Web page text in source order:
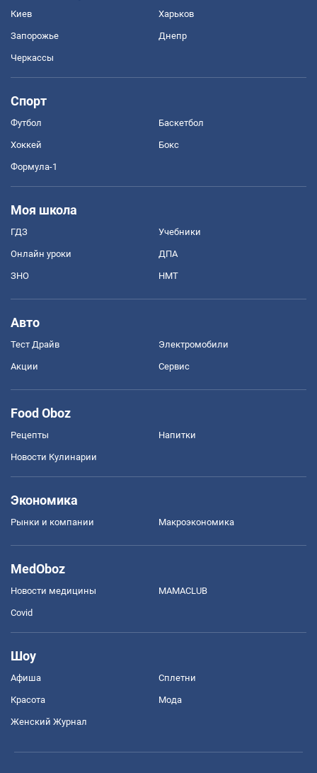
Киев Харьков
Запорожье Днепр
Черкассы
Спорт
Футбол Баскетбол
Хоккей Бокс
Формула-1
Моя школа
ГДЗ Учебники
Онлайн уроки ДПА
ЗНО НМТ
Авто
Тест Драйв Электромобили
Акции Сервис
Food Oboz
Рецепты Напитки
Новости Кулинарии
Экономика
Рынки и компании Mакроэкономика
MedOboz
Новости медицины MAMACLUB
Covid
Шоу
Афиша Сплетни
Красота Мода
Женский Журнал